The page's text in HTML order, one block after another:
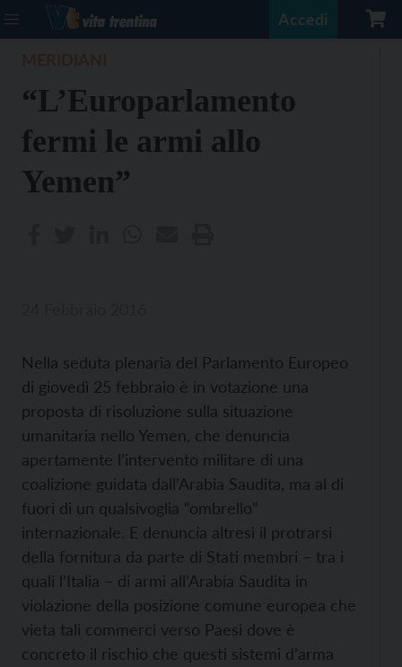
Accedi
“L’Europarlamento
fermi le armi allo
Yemen”
Nella seduta plenaria del Parlamento Europeo
di giovedì 25 febbraio è in votazione una
proposta di risoluzione sulla situazione
umanitaria nello Yemen, che denuncia
apertamente l’intervento militare di una
coalizione guidata dall’Arabia Saudita, ma al di
fuori di un qualsivoglia “ombrello”
internazionale. E denuncia altresì il protrarsi
della fornitura da parte di Stati membri – tra i
quali l’Italia – di armi all’Arabia Saudita in
violazione della posizione comune europea che
vieta tali commerci verso Paesi dove è
concreto il rischio che questi sistemi d’arma